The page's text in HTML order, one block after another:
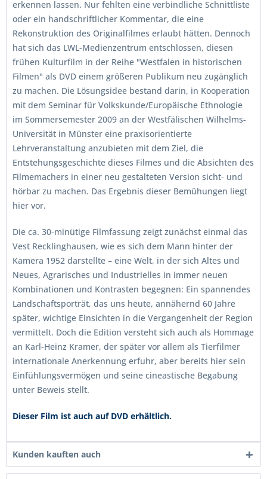
erkennen lassen. Nur fehlten eine verbindliche Schnittliste
oder ein handschriftlicher Kommentar, die eine
Rekonstruktion des Originalfilmes erlaubt hätten. Dennoch
hat sich das LWL-Medienzentrum entschlossen, diesen
frühen Kulturfilm in der Reihe "Westfalen in historischen
Filmen" als DVD einem größeren Publikum neu zugänglich
zu machen. Die Lösungsidee bestand darin, in Kooperation
mit dem Seminar für Volkskunde/Europäische Ethnologie
im Sommersemester 2009 an der Westfälischen Wilhelms-
Universität in Münster eine praxisorientierte
Lehrveranstaltung anzubieten mit dem Ziel, die
Entstehungsgeschichte dieses Filmes und die Absichten des
Filmemachers in einer neu gestalteten Version sicht- und
hörbar zu machen. Das Ergebnis dieser Bemühungen liegt
hier vor.
Die ca. 30-minütige Filmfassung zeigt zunächst einmal das
Vest Recklinghausen, wie es sich dem Mann hinter der
Kamera 1952 darstellte – eine Welt, in der sich Altes und
Neues, Agrarisches und Industrielles in immer neuen
Kombinationen und Kontrasten begegnen: Ein spannendes
Landschaftsporträt, das uns heute, annähernd 60 Jahre
später, wichtige Einsichten in die Vergangenheit der Region
vermittelt. Doch die Edition versteht sich auch als Hommage
an Karl-Heinz Kramer, der später vor allem als Tierfilmer
internationale Anerkennung erfuhr, aber bereits hier sein
Einfühlungsvermögen und seine cineastische Begabung
unter Beweis stellt.
Dieser Film ist auch auf DVD erhältlich.
Kunden kauften auch